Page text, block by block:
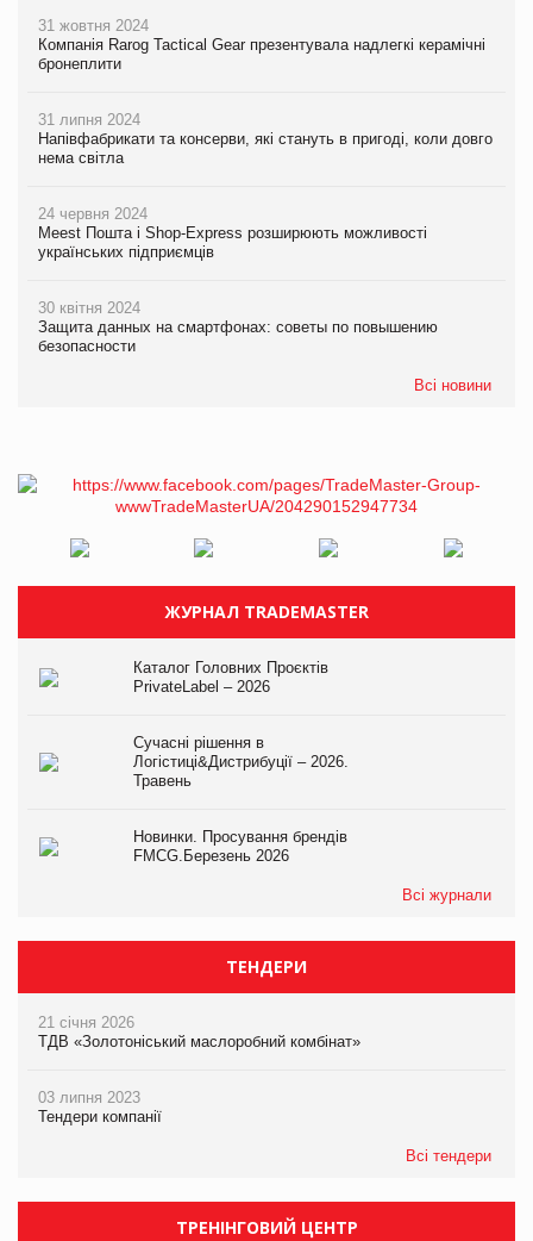
31 жовтня 2024
Компанія Rarog Tactical Gear презентувала надлегкі керамічні
бронеплити
31 липня 2024
Напівфабрикати та консерви, які стануть в пригоді, коли довго
нема світла
24 червня 2024
Meest Пошта і Shop-Express розширюють можливості
українських підприємців
30 квітня 2024
Защита данных на смартфонах: советы по повышению
безопасности
Всі новини
ЖУРНАЛ TRADEMASTER
Каталог Головних Проєктів
PrivateLabel – 2026
Сучасні рішення в
Логістиці&Дистрибуції – 2026.
Травень
Новинки. Просування брендів
FMCG.Березень 2026
Всі журнали
ТЕНДЕРИ
21 січня 2026
ТДВ «Золотоніський маслоробний комбінат»
03 липня 2023
Тендери компанії
Всі тендери
ТРЕНІНГОВИЙ ЦЕНТР